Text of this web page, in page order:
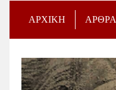
ΑΡΧΙΚΗ ΑΡΘΡΑ